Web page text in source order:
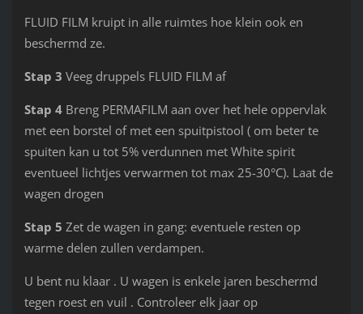
FLUID FILM kruipt in alle ruimtes hoe klein ook en
beschermd ze.
Stap 3 Veeg druppels FLUID FILM af
Stap 4Breng PERMAFILM aan over het hele oppervlak
met een borstel of met een spuitpistool ( om beter te
spuiten kan u tot 5% verdunnen met White spirit
eventueel lichtjes verwarmen tot max 25-30°C). Laat de
wagen drogen
Stap 5 Zet de wagen in gang: eventuele resten op
warme delen zullen verdampen.
U bent nu klaar . U wagen is enkele jaren beschermd
tegen roest en vuil . Controleer elk jaar op